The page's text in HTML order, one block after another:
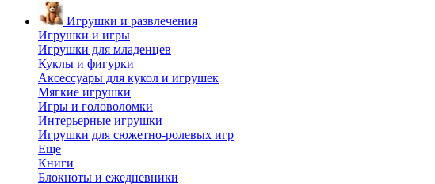
Игрушки и развлечения
Игрушки и игры
Игрушки для младенцев
Куклы и фигурки
Аксессуары для кукол и игрушек
Мягкие игрушки
Игры и головоломки
Интерьерные игрушки
Игрушки для сюжетно-ролевых игр
Еще
Книги
Блокноты и ежедневники